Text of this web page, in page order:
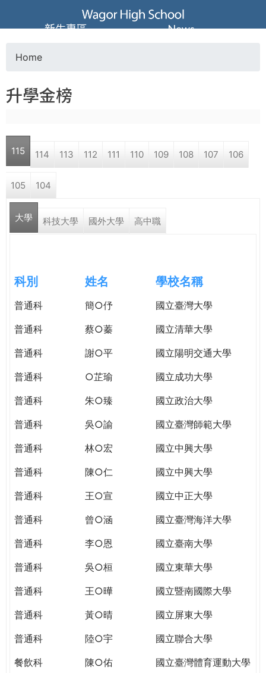
Jump to navigation
葳
格
高
中
學
格。
民。
TODAY
WORLD
TOMORROW
YOU
THE
PATH
GLOBAL
o
u
a
r
e
e
r
e
Home
升學金榜
115 114 113 112 111 110 109 108 107 106
105 104
大學 科技大學 國外大學 高中職
科別 姓名 學校名稱
普通科 簡○伃
國立臺灣大學
普通科
蔡○蓁
國立清華大學
普通科
謝○平
國立陽明交通大學
普通科
○芷瑜
國立成功大學
普通科
朱○臻
國立政治大學
普通科
吳○諭
國立臺灣師範大學
普通科
林○宏
國立中興大學
普通科
陳○仁
國立中興大學
普通科
王○宣
國立中正大學
普通科
曾○涵
國立臺灣海洋大學
普通科
李○恩
國立臺南大學
普通科
吳○桓
國立東華大學
普通科
王○曄
國立暨南國際大學
普通科
黃○晴
國立屏東大學
普通科
陸○宇
國立聯合大學
餐飲科
陳○佑
國立臺灣體育運動大學
新生專區 News